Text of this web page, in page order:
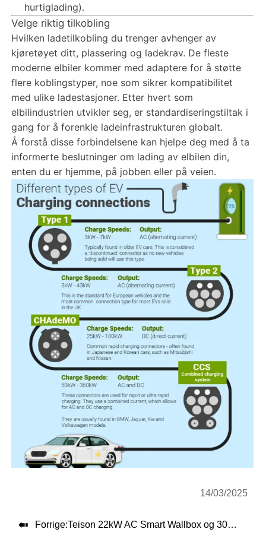
hurtiglading).
Velge riktig tilkobling
Hvilken ladetilkobling du trenger avhenger av
kjøretøyet ditt, plassering og ladekrav. De fleste
moderne elbiler kommer med adaptere for å støtte
flere koblingstyper, noe som sikrer kompatibilitet
med ulike ladestasjoner. Etter hvert som
elbilindustrien utvikler seg, er standardiseringstiltak i
gang for å forenkle ladeinfrastrukturen globalt.
Å forstå disse forbindelsene kan hjelpe deg med å ta
informerte beslutninger om lading av elbilen din,
enten du er hjemme, på jobben eller på veien.
14/03/2025
 Forrige:Teison 22kW AC Smart Wallbox og 30kW DC EV Ladestasjon er nå i drift i Indonesia